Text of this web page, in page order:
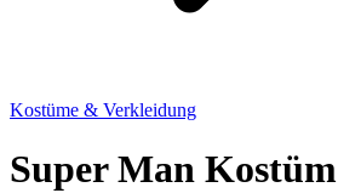
Kostüme & Verkleidung
Super Man Kostüm